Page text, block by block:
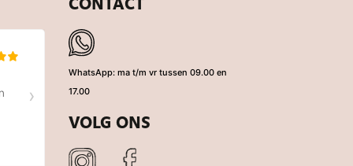
CONTACT
WhatsApp: ma t/m vr tussen 09.00 en
17.00
VOLG ONS